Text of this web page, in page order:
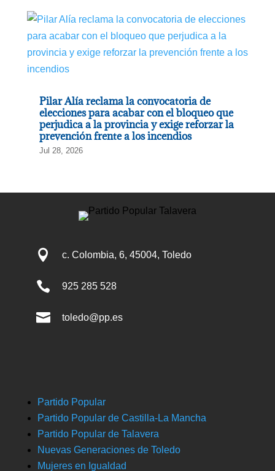
Pilar Alía reclama la convocatoria de
elecciones para acabar con el bloqueo que
perjudica a la provincia y exige reforzar la
prevención frente a los incendios
Jul 28, 2026
 c. Colombia, 6, 45004, Toledo
 925 285 528
 toledo@pp.es
Partido Popular
Partido Popular de Castilla-La Mancha
Partido Popular de Talavera
Nuevas Generaciones de Toledo
Mujeres en Igualdad